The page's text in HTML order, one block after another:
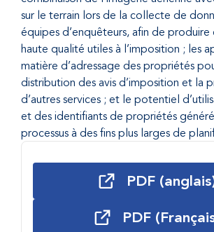
sur le terrain lors de la collecte de
équipes d’enquêteurs, afin de produire
haute qualité utiles à l’imposition ; les
matière d’adressage des propriétés
distribution des avis d’imposition et la
d’autres services ; et le potentiel
et des identifiants de propriétés
processus à des fins plus larges de
PDF
PDF